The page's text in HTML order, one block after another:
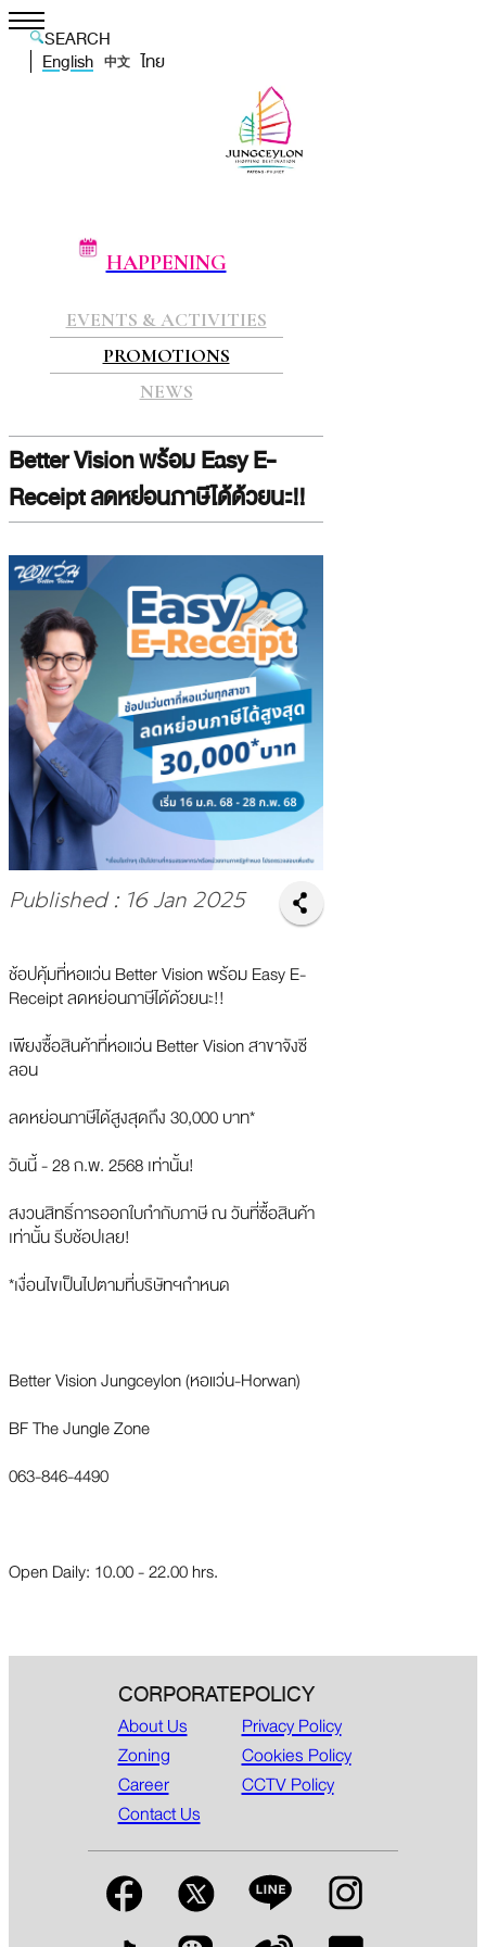
SEARCH
English
中文 ไทย
HAPPENING
EVENTS & ACTIVITIES
PROMOTIONS
NEWS
Better Vision พร้อม Easy E-
Receipt ลดหย่อนภาษีได้ด้วยนะ!!
Published : 16 Jan 2025
ช้อปคุ้มที่หอแว่น Better Vision พร้อม Easy E-
Receipt ลดหย่อนภาษีได้ด้วยนะ!!
เพียงซื้อสินค้าที่หอแว่น Better Vision สาขาจังซี
ลอน
ลดหย่อนภาษีได้สูงสุดถึง 30,000 บาท*
วันนี้ - 28 ก.พ. 2568 เท่านั้น!
สงวนสิทธิ์การออกใบกำกับภาษี ณ วันที่ซื้อสินค้า
เท่านั้น รีบช้อปเลย!
*เงื่อนไขเป็นไปตามที่บริษัทฯกำหนด
Better Vision Jungceylon (หอแว่น-Horwan)
BF The Jungle Zone
063-846-4490
Open Daily: 10.00 - 22.00 hrs.
CORPORATE
About Us
Zoning
Career
Contact Us
POLICY
Privacy Policy
Cookies Policy
CCTV Policy